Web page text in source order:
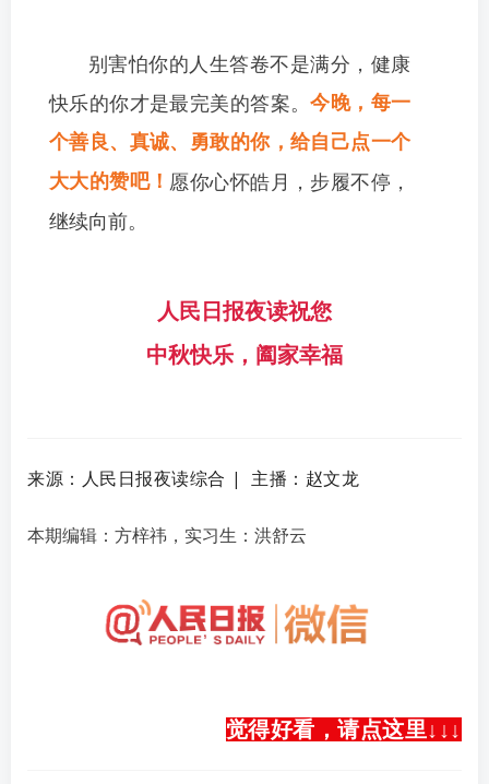
别害怕你的人生答卷不是满分，健康
快乐的你才是最完美的答案。今晚，每一
个善良、真诚、勇敢的你，给自己点一个
大大的赞吧！ 愿你心怀皓月，步履不停，
继续向前。
人民日报夜读祝您
中秋快乐， 阖家幸福
来源：人民日报夜读综合 | 主播：赵文龙
本期编辑：方梓祎，实习生：洪舒云
觉得好看，请点这里↓ ↓↓